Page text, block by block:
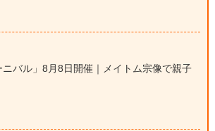
バル」8月8日開催｜メイトム宗像で親子